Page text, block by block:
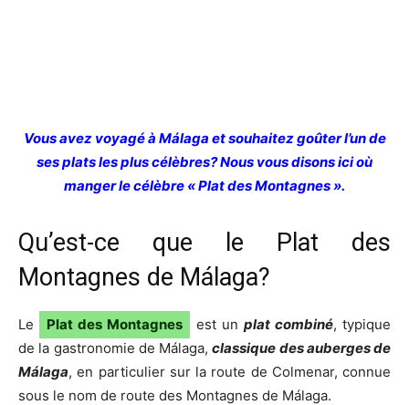
Vous avez voyagé à Málaga et souhaitez goûter l’un de
ses plats les plus célèbres? Nous vous disons ici où
manger le célèbre « Plat des Montagnes ».
Qu’est-ce que le Plat des
Montagnes de Málaga?
Le Plat des Montagnes est un plat combiné, typique
de la gastronomie de Málaga,classique des auberges de
Málaga, en particulier sur la route de Colmenar, connue
sous le nom de route des Montagnes de Málaga.